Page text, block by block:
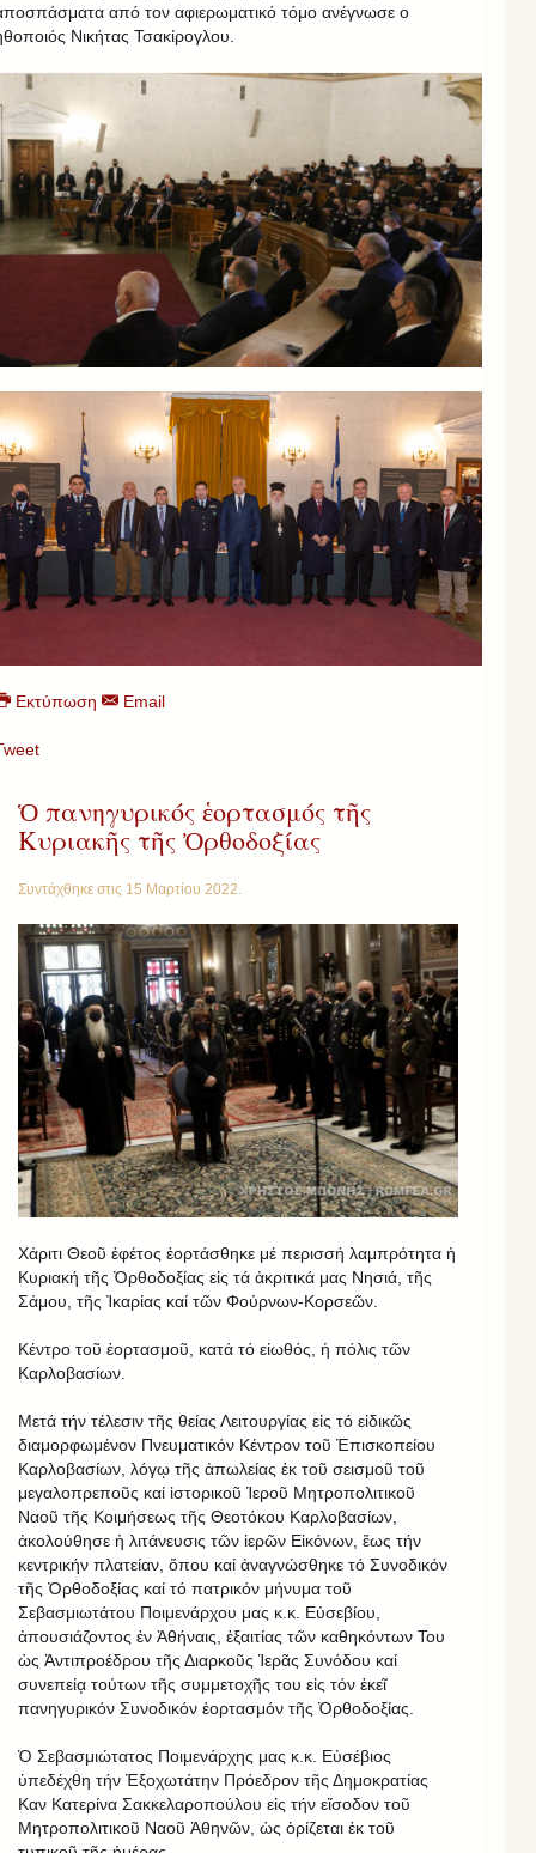
από τον αφιερωματικό τόμο ανέγνωσε ο
Νικήτας Τσακίρογλου.
Εκτύπωση Email
Ὁ πανηγυρικός ἑορτασμός τῆς
Κυριακῆς τῆς Ὀρθοδοξίας
Συντάχθηκε στις 15 Μαρτίου 2022.
Χάριτι Θεοῦ ἐφέτος ἑορτάσθηκε μέ περισσή λαμπρότητα ἡ
Κυριακή τῆς Ὀρθοδοξίας εἰς τά ἀκριτικά μας Νησιά, τῆς
Σάμου, τῆς Ἰκαρίας καί τῶν Φούρνων-Κορσεῶν.
Κέντρο τοῦ ἑορτασμοῦ, κατά τό εἰωθός, ἡ πόλις τῶν
Καρλοβασίων.
Μετά τήν τέλεσιν τῆς θείας Λειτουργίας εἰς τό εἰδικῶς
διαμορφωμένον Πνευματικόν Κέντρον τοῦ Ἐπισκοπείου
Καρλοβασίων, λόγῳ τῆς ἀπωλείας ἐκ τοῦ σεισμοῦ τοῦ
μεγαλοπρεποῦς καί ἱστορικοῦ Ἱεροῦ Μητροπολιτικοῦ
Ναοῦ τῆς Κοιμήσεως τῆς Θεοτόκου Καρλοβασίων,
ἀκολούθησε ἡ λιτάνευσις τῶν ἱερῶν Εἰκόνων, ἕως τήν
κεντρικήν πλατείαν, ὅπου καί ἀναγνώσθηκε τό Συνοδικόν
τῆς Ὀρθοδοξίας καί τό πατρικόν μήνυμα τοῦ
Σεβασμιωτάτου Ποιμενάρχου μας κ.κ. Εὐσεβίου,
ἀπουσιάζοντος ἐν Ἀθήναις, ἐξαιτίας τῶν καθηκόντων Του
ὡς Ἀντιπροέδρου τῆς Διαρκοῦς Ἱερᾶς Συνόδου καί
συνεπείᾳ τούτων τῆς συμμετοχῆς του εἰς τόν ἐκεῖ
πανηγυρικόν Συνοδικόν ἑορτασμόν τῆς Ὀρθοδοξίας.
Ὁ Σεβασμιώτατος Ποιμενάρχης μας κ.κ. Εὐσέβιος
ὑπεδέχθη τήν Ἐξοχωτάτην Πρόεδρον τῆς Δημοκρατίας
Καν Κατερίνα Σακκελαροπούλου εἰς τήν εἴσοδον τοῦ
Μητροπολιτικοῦ Ναοῦ Ἀθηνῶν, ὡς ὁρίζεται ἐκ τοῦ